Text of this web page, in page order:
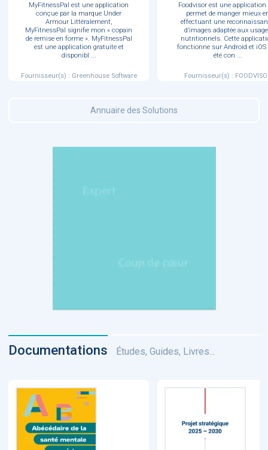
MyFitnessPal est une application
conçue par la marque Under
Armour Littéralement,
MyFitnessPal signifie mon « copain
de remise en forme ». MyFitnessPal
est une application gratuite et
disponibl ...
Fournisseur(s) : Greenhouse Software
Foodvisor est une application
permet de manger mieux
effectuant une
d’images adaptée aux
nutritionnels. Cette
fonctionne sur Android et iOS
été con ...
Fournisseur(s) :
Annuaire des Solutions
Documentations Études, Guides, Livres...